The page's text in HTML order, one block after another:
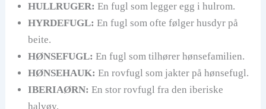
HULLRUGER: En fugl som legger egg i hulrom.
HYRDEFUGL: En fugl som ofte følger husdyr på
beite.
HØNSEFUGL: En fugl som tilhører hønsefamilien.
HØNSEHAUK: En rovfugl som jakter på hønsefugl.
IBERIAØRN: En stor rovfugl fra den iberiske
halvøy.